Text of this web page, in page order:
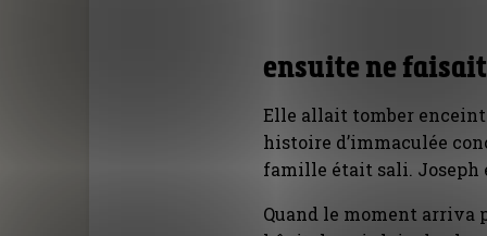
ensuite ne
Elle allait tomber
histoire d’immaculée
famille était sali. Joseph
Quand le moment arriva